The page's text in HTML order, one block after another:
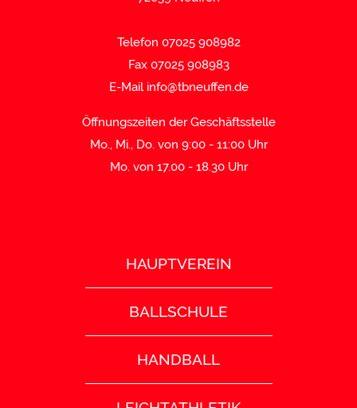
Telefon 07025 908982
Fax 07025 908983
E-Mail info@tbneuffen.de
Öffnungszeiten der Geschäftsstelle
Mo., Mi., Do. von 9:00 - 11:00 Uhr
Mo. von 17.00 - 18.30 Uhr
HAUPTVEREIN
BALLSCHULE
HANDBALL